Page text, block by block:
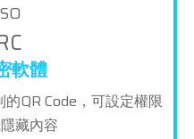
軟體
QR Code，可設定權限
藏內容